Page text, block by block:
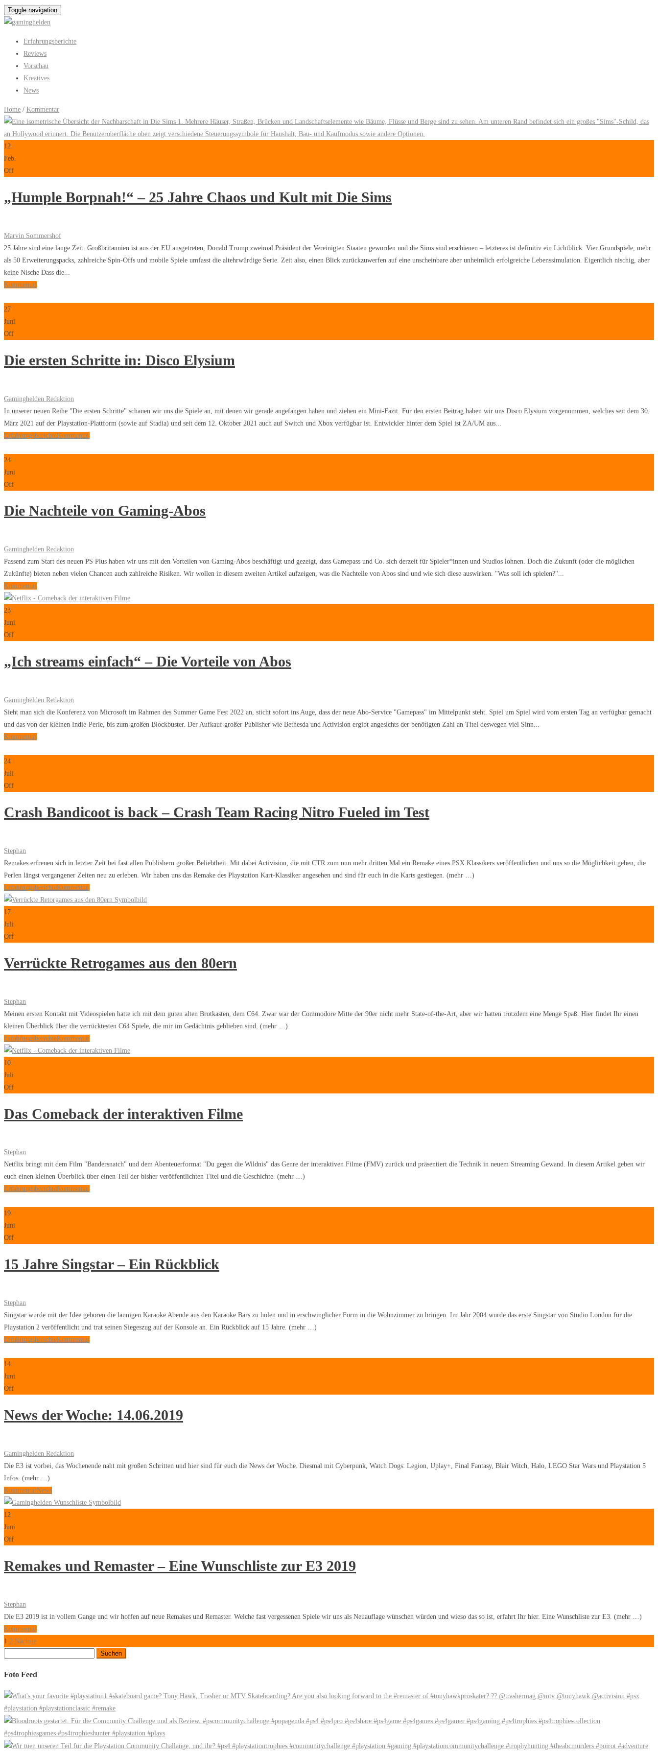
Toggle navigation
Erfahrungsberichte
Reviews
Vorschau
Kreatives
News
Home / Kommentar
12
Feb.
Off
„Humple Borpnah!“ – 25 Jahre Chaos und Kult mit Die Sims
Marvin Sommershof
25 Jahre sind eine lange Zeit: Großbritannien ist aus der EU ausgetreten, Donald Trump zweimal Präsident der Vereinigten Staaten geworden und die Sims sind erschienen – letzteres ist definitiv ein Lichtblick. Vier Grundspiele, mehr
als 50 Erweiterungspacks, zahlreiche Spin-Offs und mobile Spiele umfasst die altehrwürdige Serie. Zeit also, einen Blick zurückzuwerfen auf eine unscheinbare aber unheimlich erfolgreiche Lebenssimulation. Eigentlich nischig, aber
keine Nische Dass die...
Kommentar
27
Juni
Off
Die ersten Schritte in: Disco Elysium
Gaminghelden Redaktion
In unserer neuen Reihe "Die ersten Schritte" schauen wir uns die Spiele an, mit denen wir gerade angefangen haben und ziehen ein Mini-Fazit. Für den ersten Beitrag haben wir uns Disco Elysium vorgenommen, welches seit dem 30.
März 2021 auf der Playstation-Plattform (sowie auf Stadia) und seit dem 12. Oktober 2021 auch auf Switch und Xbox verfügbar ist. Entwickler hinter dem Spiel ist ZA/UM aus...
ErfahrungsberichteKommentar
24
Juni
Off
Die Nachteile von Gaming-Abos
Gaminghelden Redaktion
Passend zum Start des neuen PS Plus haben wir uns mit den Vorteilen von Gaming-Abos beschäftigt und gezeigt, dass Gamepass und Co. sich derzeit für Spieler*innen und Studios lohnen. Doch die Zukunft (oder die möglichen
Zukünfte) bieten neben vielen Chancen auch zahlreiche Risiken. Wir wollen in diesem zweiten Artikel aufzeigen, was die Nachteile von Abos sind und wie sich diese auswirken. "Was soll ich spielen?"...
Kommentar
23
Juni
Off
„Ich streams einfach“ – Die Vorteile von Abos
Gaminghelden Redaktion
Sieht man sich die Konferenz von Microsoft im Rahmen des Summer Game Fest 2022 an, sticht sofort ins Auge, dass der neue Abo-Service "Gamepass" im Mittelpunkt steht. Spiel um Spiel wird vom ersten Tag an verfügbar gemacht
und das von der kleinen Indie-Perle, bis zum großen Blockbuster. Der Aufkauf großer Publisher wie Bethesda und Activision ergibt angesichts der benötigten Zahl an Titel deswegen viel Sinn...
Kommentar
24
Juli
Off
Crash Bandicoot is back – Crash Team Racing Nitro Fueled im Test
Stephan
Remakes erfreuen sich in letzter Zeit bei fast allen Publishern großer Beliebtheit. Mit dabei Activision, die mit CTR zum nun mehr dritten Mal ein Remake eines PSX Klassikers veröffentlichen und uns so die Möglichkeit geben, die
Perlen längst vergangener Zeiten neu zu erleben. Wir haben uns das Remake des Playstation Kart-Klassiker angesehen und sind für euch in die Karts gestiegen. (mehr …)
ErfahrungsberichteKommentar
17
Juli
Off
Verrückte Retrogames aus den 80ern
Stephan
Meinen ersten Kontakt mit Videospielen hatte ich mit dem guten alten Brotkasten, dem C64. Zwar war der Commodore Mitte der 90er nicht mehr State-of-the-Art, aber wir hatten trotzdem eine Menge Spaß. Hier findet Ihr einen
kleinen Überblick über die verrücktesten C64 Spiele, die mir im Gedächtnis geblieben sind. (mehr …)
ErfahrungsberichteKommentar
10
Juli
Off
Das Comeback der interaktiven Filme
Stephan
Netflix bringt mit dem Film "Bandersnatch" und dem Abenteuerformat "Du gegen die Wildnis" das Genre der interaktiven Filme (FMV) zurück und präsentiert die Technik in neuem Streaming Gewand. In diesem Artikel geben wir
euch einen kleinen Überblick über einen Teil der bisher veröffentlichten Titel und die Geschichte. (mehr …)
ErfahrungsberichteKommentar
19
Juni
Off
15 Jahre Singstar – Ein Rückblick
Stephan
Singstar wurde mit der Idee geboren die launigen Karaoke Abende aus den Karaoke Bars zu holen und in erschwinglicher Form in die Wohnzimmer zu bringen. Im Jahr 2004 wurde das erste Singstar von Studio London für die
Playstation 2 veröffentlicht und trat seinen Siegeszug auf der Konsole an. Ein Rückblick auf 15 Jahre. (mehr …)
ErfahrungsberichteKommentar
14
Juni
Off
News der Woche: 14.06.2019
Gaminghelden Redaktion
Die E3 ist vorbei, das Wochenende naht mit großen Schritten und hier sind für euch die News der Woche. Diesmal mit Cyberpunk, Watch Dogs: Legion, Uplay+, Final Fantasy, Blair Witch, Halo, LEGO Star Wars und Playstation 5
Infos. (mehr …)
KommentarNews
12
Juni
Off
Remakes und Remaster – Eine Wunschliste zur E3 2019
Stephan
Die E3 2019 ist in vollem Gange und wir hoffen auf neue Remakes und Remaster. Welche fast vergessenen Spiele wir uns als Neuauflage wünschen würden und wieso das so ist, erfahrt Ihr hier. Eine Wunschliste zur E3. (mehr …)
Kommentar
Seitennummerierung
der
Beiträge
1 2 Nächste
Foto Feed